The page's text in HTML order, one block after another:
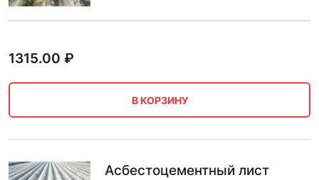
1315.00 ₽
В КОРЗИНУ
Асбестоцементный лист